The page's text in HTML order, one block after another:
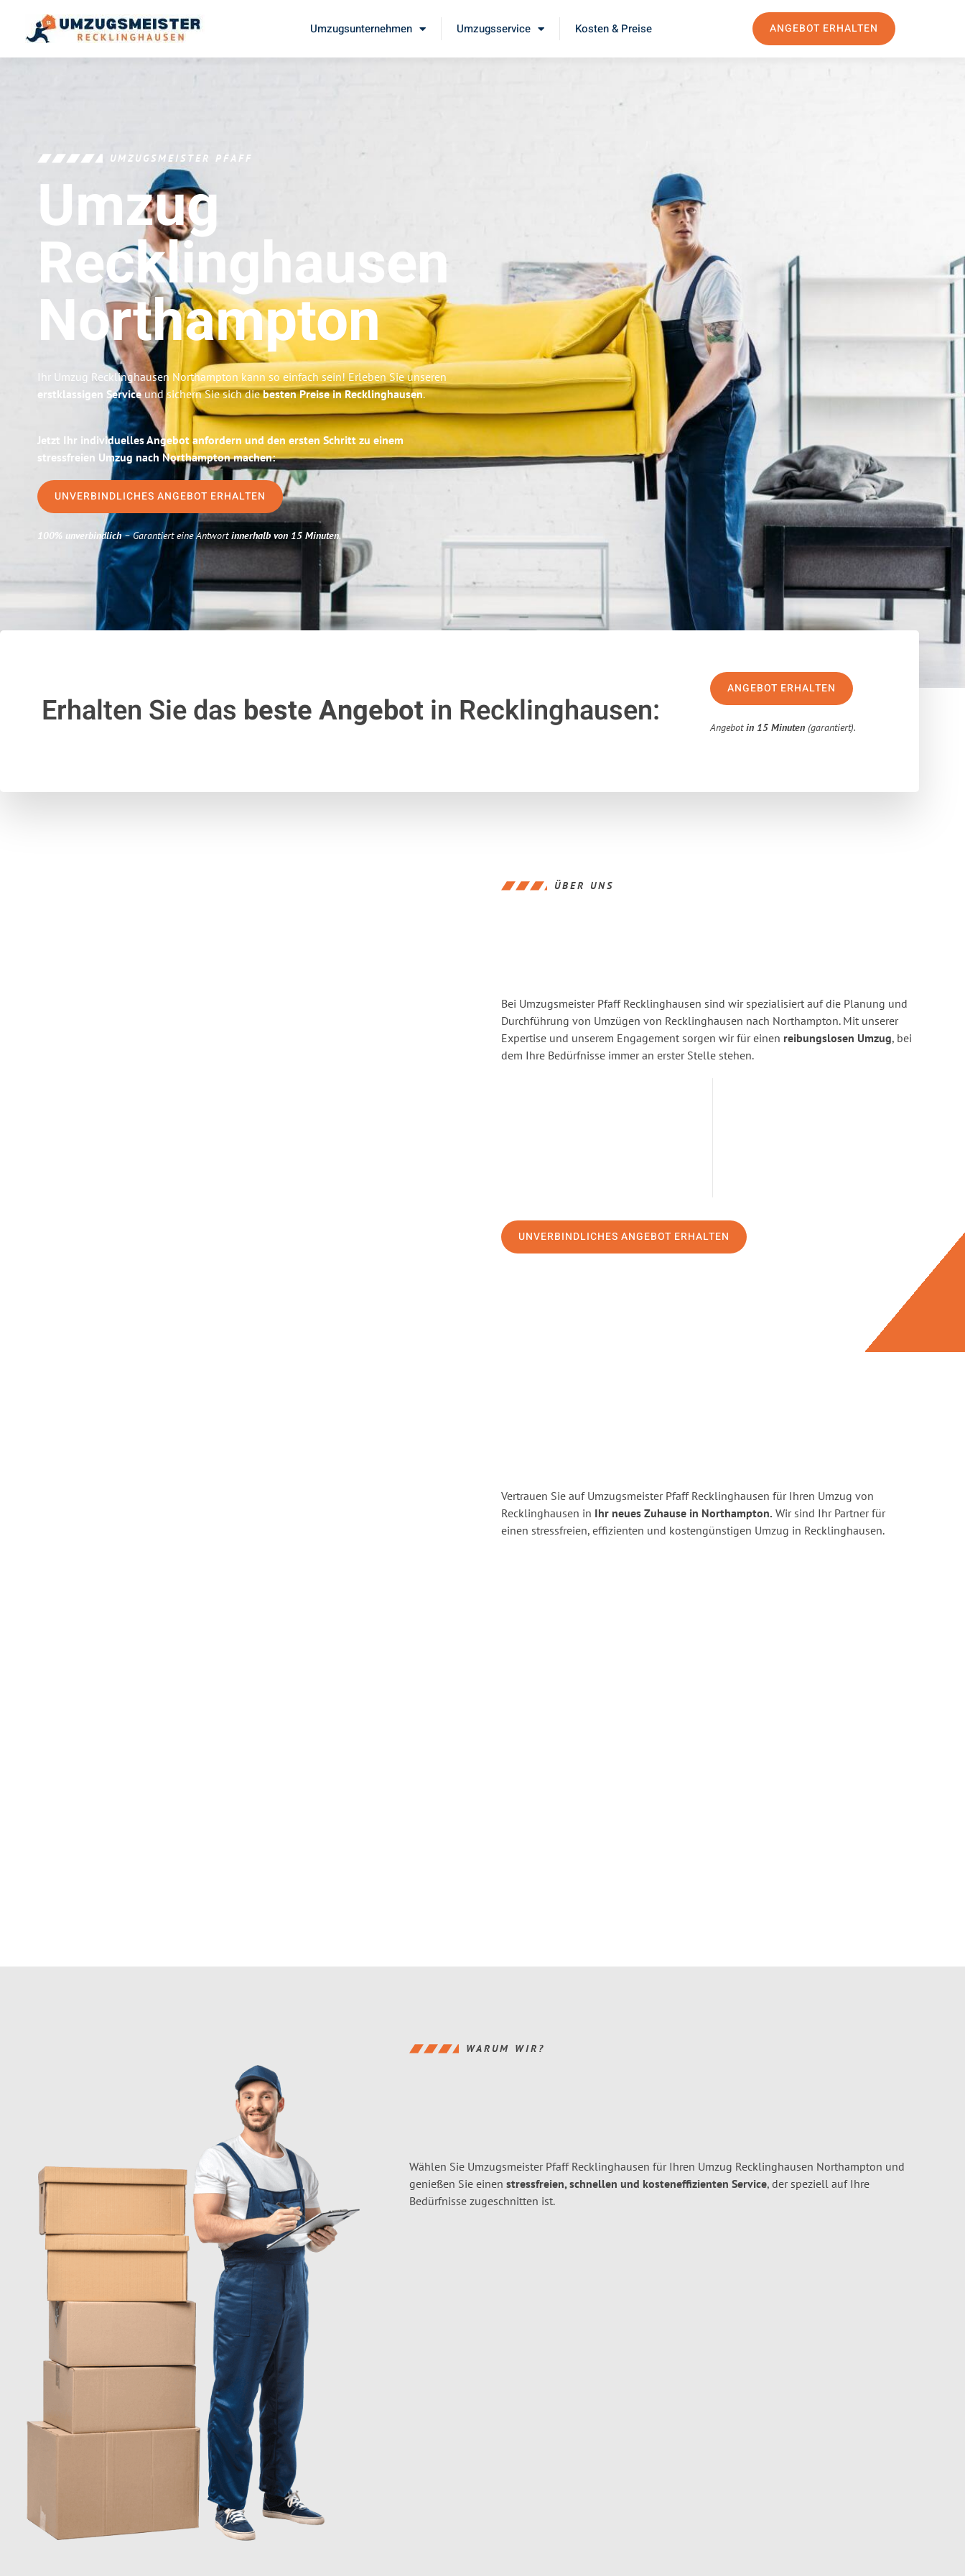
Umzugsunternehmen Umzugsservice Kosten & Preise ANGEBOT ERHALTEN
UMZUGSMEISTER PFAFF
Umzug
Recklinghausen
Northampton
Ihr Umzug Recklinghausen Northampton kann so einfach sein! Erleben Sie unseren
erstklassigen Serviceund sichern Sie sich diebesten Preise in Recklinghausen.
Jetzt Ihr individuelles Angebot anfordern und den ersten Schritt zu einem
stressfreien Umzug nach Northampton machen:
UNVERBINDLICHES ANGEBOT ERHALTEN
100% unverbindlich– Garantiert eine Antwortinnerhalb von 15 Minuten.
Erhalten Sie das beste Angebotin Recklinghausen:
ANGEBOT ERHALTEN
Angebotin 15 Minuten (garantiert).
ÜBER UNS
Bei Umzugsmeister Pfaff Recklinghausen sind wir spezialisiert auf die Planung und
Durchführung von Umzügen von Recklinghausen nach Northampton. Mit unserer
Expertise und unserem Engagement sorgen wir für einen reibungslosen Umzug, bei
dem Ihre Bedürfnisse immer an erster Stelle stehen.
UNVERBINDLICHES ANGEBOT ERHALTEN
Vertrauen Sie auf Umzugsmeister Pfaff Recklinghausen für Ihren Umzug von
Recklinghausen in Ihr neues Zuhause in Northampton. Wir sind Ihr Partner für
einen stressfreien, effizienten und kostengünstigen Umzug in Recklinghausen.
WARUM WIR?
Wählen Sie Umzugsmeister Pfaff Recklinghausen für Ihren Umzug Recklinghausen Northampton und
genießen Sie einen stressfreien, schnellen und kosteneffizienten Service, der speziell auf Ihre
Bedürfnisse zugeschnitten ist.